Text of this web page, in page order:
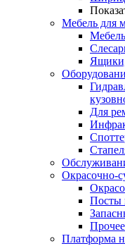
Мебель для
Ящики,
Для
Окрасочно-
Посты
Прочее
Платформа